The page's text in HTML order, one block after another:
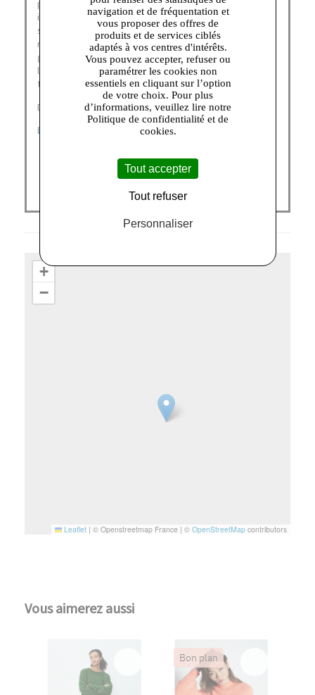
par Michaël Azoulay. A la recherche d’un concept
innovant pour lancer sa nouvelle marque, M. Azoulay
s’inspire fortement de ses voyages aux Etats-Unis pour
revisiter le t-shirt basique, l’un des produits phare de la
griffe American Vintage outlet. Il pose alors les bases de
la maison : coton gratté, roulotté, coupé à vif, pour un
tombé loose, si cher à la marque.
Découvrez nos catégories :
DERNIÈRES CHANCES
FEMME|ENFANT
+
−
Leaflet | © Openstreetmap France | © OpenStreetMap contributors
Vous aimerez aussi
Bon plan
navigation et de fréquentation et
vous proposer des offres de
produits et de services ciblés
adaptés à vos centres d'intérêts.
Vous pouvez accepter, refuser ou
paramétrer les cookies non
essentiels en cliquant sur l’option
de votre choix. Pour plus
d’informations, veuillez lire notre
Politique de confidentialité et de
cookies.
Tout accepter
Tout refuser
Personnaliser